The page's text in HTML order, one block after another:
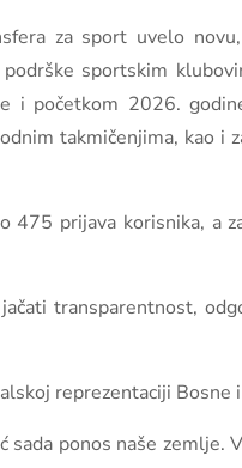
za sport uvelo
sportskim
početkom 2026.
takmičenjima, kao i
475 prijava korisnika,
transparentnost,
reprezentaciji Bosne
sada ponos naše